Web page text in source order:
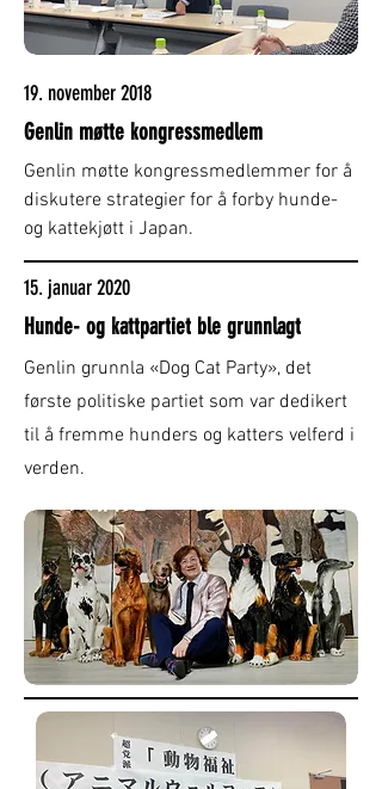
19. november 2018
Genlin møtte kongressmedlem
Genlin møtte kongressmedlemmer for å
diskutere strategier for å forby hunde-
og kattekjøtt i Japan.
15. januar 2020
Hunde- og kattpartiet ble grunnlagt
Genlin grunnla «Dog Cat Party», det
første politiske partiet som var dedikert
til å fremme hunders og katters velferd i
verden.